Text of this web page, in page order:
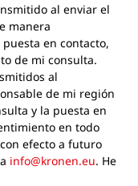
al enviar el
manera
en contacto,
de mi consulta.
al
de mi región
y la puesta en
en todo
efecto a futuro
info@kronen.eu. He